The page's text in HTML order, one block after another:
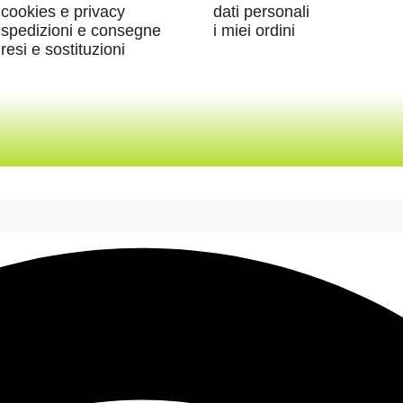
cookies e privacy
spedizioni e consegne
resi e sostituzioni
dati personali
i miei ordini